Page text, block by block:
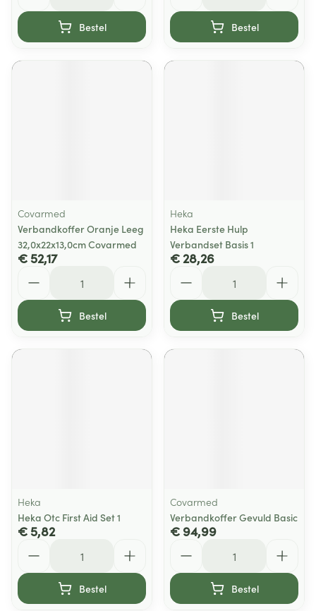
Bestel Bestel
Covarmed
Verbandkoffer Oranje Leeg
32,0x22x13,0cm Covarmed
€ 52,17
Bestel
Heka
Heka Eerste Hulp
Verbandset Basis 1
€ 28,26
Bestel
Heka
Heka Otc First Aid Set 1
€ 5,82
Bestel
Covarmed
Verbandkoffer Gevuld Basic
€ 94,99
Bestel